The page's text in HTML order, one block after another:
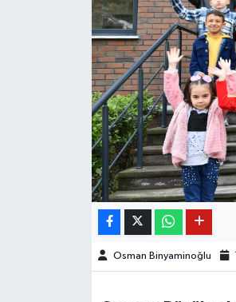
Osman Binyaminoğlu